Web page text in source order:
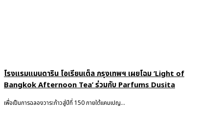
โรงแรมแมนดาริน โอเรียนเต็ล กรุงเทพฯ เผยโฉม ‘Light of
Bangkok Afternoon Tea’ ร่วมกับ Parfums Dusita
เพื่อเป็นการฉลองวาระก้าวสู่ปีที่ 150 ภายใต้แคมเปญ...